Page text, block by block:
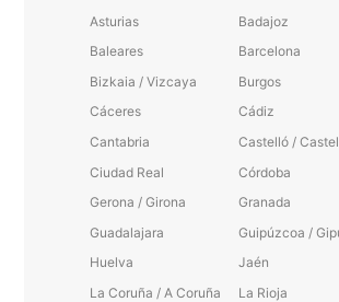
Asturias
Badajoz
Baleares
Barcelona
Bizkaia / Vizcaya
Burgos
Cáceres
Cádiz
Cantabria
Castelló /
Ciudad Real
Córdoba
Gerona / Girona
Granada
Guadalajara
Guipúzcoa /
Huelva
Jaén
La Coruña / A Coruña
La Rioja